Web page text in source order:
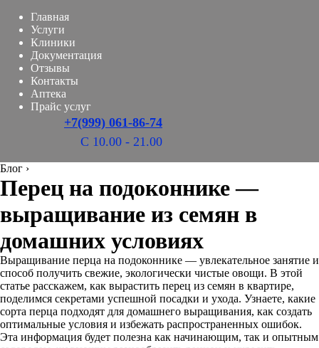
Главная
Услуги
Клиники
Документация
Отзывы
Контакты
Аптека
Прайс услуг
+7(999) 061-86-74
С 10.00 - 21.00
Блог ›
Перец на подоконнике —
выращивание из семян в
домашних условиях
Выращивание перца на подоконнике — увлекательное занятие и
способ получить свежие, экологически чистые овощи. В этой
статье расскажем, как вырастить перец из семян в квартире,
поделимся секретами успешной посадки и ухода. Узнаете, какие
сорта перца подходят для домашнего выращивания, как создать
оптимальные условия и избежать распространенных ошибок.
Эта информация будет полезна как начинающим, так и опытным